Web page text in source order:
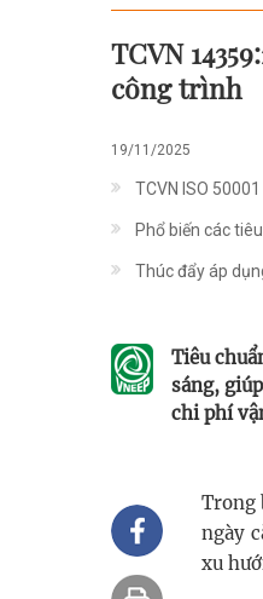
TCVN
công trình
19/11/2025
TCVN ISO
Phổ biến các
Thúc đẩy áp
Tiêu
sáng,
chi phí
Trong
ngày
xu